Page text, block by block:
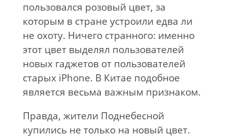
пользовался розовый цвет, за
которым в стране устроили едва ли
не охоту. Ничего странного: именно
этот цвет выделял пользователей
новых гаджетов от пользователей
старых iPhone. В Китае подобное
является весьма важным признаком.
Правда, жители Поднебесной
купились не только на новый цвет.